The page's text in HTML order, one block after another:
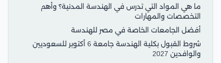
ما هي المواد التي تدرس في الهندسة المدنية؟ وأهم
التخصصات والمهارات
أفضل الجامعات الخاصة في مصر للهندسة
شروط القبول بكلية الهندسة جامعة 6 أكتوبر للسعوديين
والوافدين 2027